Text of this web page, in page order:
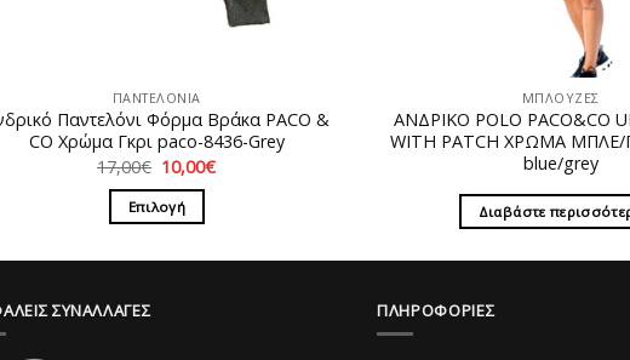
ΠΑΝΤΕΛΟΝΙΑ
Παντελόνι Φόρμα Bράκα PACO &
CO Χρώμα Γκρι paco-8436-Grey
17,00€ Original
price
was:
17,00€.
10,00€Η
Επιλογή
το
ΜΠΛΟΥΖΕΣ
ΑΝΔΡΙΚΟ POLO PACO&CO
WITH PATCH ΧΡΩΜΑ ΜΠΛΕ/
blue/grey
Διαβάστε
ΣΥΝΑΛΛΑΓΕΣ ΠΛΗΡΟΦΟΡΙΕΣ